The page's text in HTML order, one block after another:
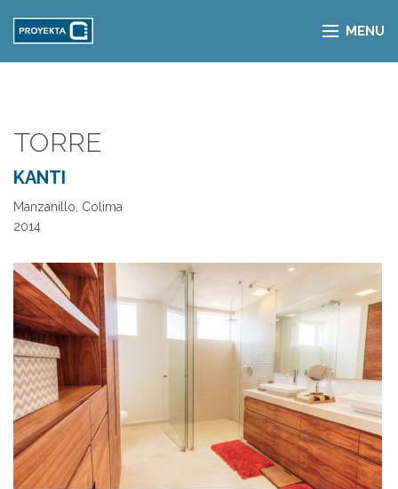
MENU
TORRE
KANTI
Manzanillo, Colima
2014